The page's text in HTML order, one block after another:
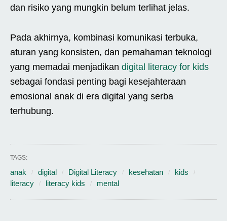
dan risiko yang mungkin belum terlihat jelas.
Pada akhirnya, kombinasi komunikasi terbuka,
aturan yang konsisten, dan pemahaman teknologi
yang memadai menjadikan digital literacy for kids
sebagai fondasi penting bagi kesejahteraan
emosional anak di era digital yang serba
terhubung.
TAGS:
anak digital Digital Literacy kesehatan
kids
literacy
literacy kids mental